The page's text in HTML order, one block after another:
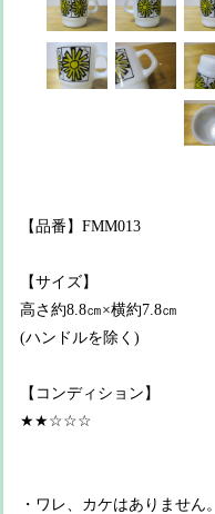
【品番】FMM013
【サイズ】
高さ約8.8㎝×横約7.8㎝
(ハンドルを除く)
【コンディション】
★★☆☆☆
・ワレ、カケはありません。